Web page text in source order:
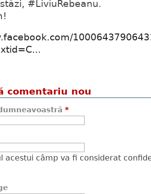
#LiviuRebeanu.
comentariu nou
*
acestui câmp va fi considerat